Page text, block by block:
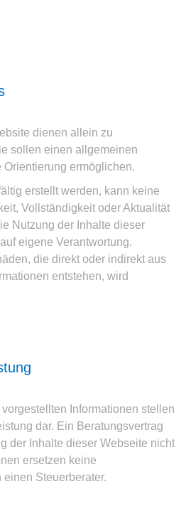
dienen allein zu
sollen einen allgemeinen
ermöglichen.
erstellt werden, kann keine
Vollständigkeit oder Aktualität
Nutzung der Inhalte dieser
eigene Verantwortung.
die direkt oder indirekt aus
entstehen, wird
Informationen stellen
dar. Ein Beratungsvertrag
der Inhalte dieser Webseite nicht
ersetzen keine
Steuerberater.